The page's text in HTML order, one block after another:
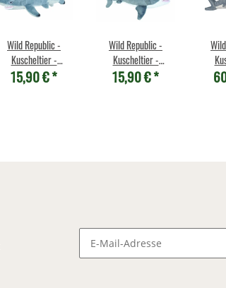
Wild Republic -
Kuscheltier -
Cuddlekins Mini -
Schwarzspitzenhai
15,90 €*
Wild Republic -
Kuscheltier -
Cuddlekins Mini -
Weißer Hai
15,90 €*